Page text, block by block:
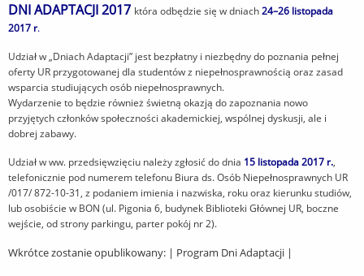
DNI ADAPTACJI 2017 która odbędzie się w dniach24–26 listopada
2017 r.
Udział w „Dniach Adaptacji” jest bezpłatny i niezbędny do poznania pełnej
oferty UR przygotowanej dla studentów z niepełnosprawnością oraz zasad
wsparcia studiujących osób niepełnosprawnych.
Wydarzenie to będzie również świetną okazją do zapoznania nowo
przyjętych członków społeczności akademickiej, wspólnej dyskusji, ale i
dobrej zabawy.
Udział w ww. przedsięwzięciu należy zgłosić do dnia 15 listopada 2017 r.,
telefonicznie pod numerem telefonu Biura ds. Osób Niepełnosprawnych UR
/017/ 872-10-31, z podaniem imienia i nazwiska, roku oraz kierunku studiów,
lub osobiście w BON (ul. Pigonia 6, budynek Biblioteki Głównej UR, boczne
wejście, od strony parkingu, parter pokój nr 2).
Wkrótce zostanie opublikowany: | Program Dni Adaptacji |